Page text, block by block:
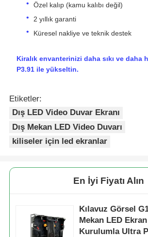
Özel kalıp (kamu kalıbı değil)
2 yıllık garanti
Küresel nakliye ve teknik destek
Kiralık envanterinizi daha sıkı ve daha
P3.91 ile yükseltin.
Etiketler:
Dış LED Video Duvar Ekranı
Dış Mekan LED Video Duvarı
kiliseler için led ekranlar
En İyi Fiyatı Alın
Kılavuz Görsel
Mekan LED Ekran
Kurulumla Ultra